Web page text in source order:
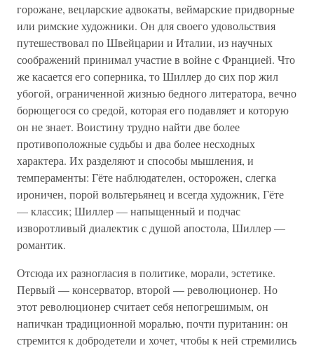
горожане, вецларские адвокаты, веймарские придворные
или римские художники. Он для своего удовольствия
путешествовал по Швейцарии и Италии, из научных
соображений принимал участие в войне с Францией. Что
же касается его соперника, то Шиллер до сих пор жил
убогой, ограниченной жизнью бедного литератора, вечно
борющегося со средой, которая его подавляет и которую
он не знает. Воистину трудно найти две более
противоположные судьбы и два более несходных
характера. Их разделяют и способы мышления, и
темпераменты: Гёте наблюдателен, осторожен, слегка
ироничен, порой вольтерьянец и всегда художник, Гёте
— классик; Шиллер — напыщенный и подчас
изворотливый диалектик с душой апостола, Шиллер —
романтик.
Отсюда их разногласия в политике, морали, эстетике.
Первый — консерватор, второй — революционер. Но
этот революционер считает себя непогрешимым, он
напичкан традиционной моралью, почти пуританин: он
стремится к добродетели и хочет, чтобы к ней стремились